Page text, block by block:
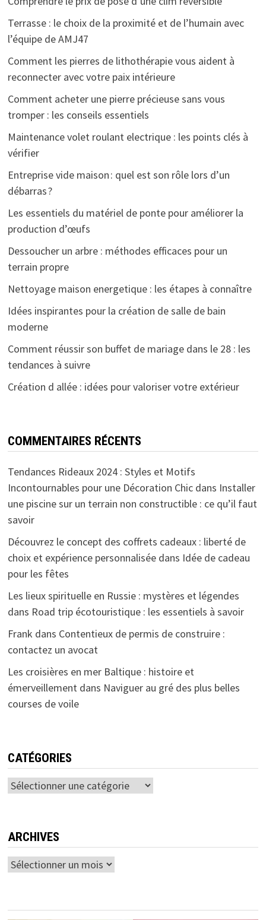
Terrasse : le choix de la proximité et de l’humain avec
l’équipe de AMJ47
Comment les pierres de lithothérapie vous aident à
reconnecter avec votre paix intérieure
Comment acheter une pierre précieuse sans vous
tromper : les conseils essentiels
Maintenance volet roulant electrique : les points clés à
vérifier
Entreprise vide maison : quel est son rôle lors d’un
débarras ?
Les essentiels du matériel de ponte pour améliorer la
production d’œufs
Dessoucher un arbre : méthodes efficaces pour un
terrain propre
Nettoyage maison energetique : les étapes à connaître
Idées inspirantes pour la création de salle de bain
moderne
Comment réussir son buffet de mariage dans le 28 : les
tendances à suivre
Création d allée : idées pour valoriser votre extérieur
COMMENTAIRES RÉCENTS
Tendances Rideaux 2024 : Styles et Motifs
Incontournables pour une Décoration Chicdans Installer
une piscine sur un terrain non constructible : ce qu’il faut
savoir
Découvrez le concept des coffrets cadeaux : liberté de
choix et expérience personnaliséedans Idée de cadeau
pour les fêtes
Les lieux spirituelle en Russie : mystères et légendes
dans Road trip écotouristique : les essentiels à savoir
Frank dans Contentieux de permis de construire :
contactez un avocat
Les croisières en mer Baltique : histoire et
émerveillement dans Naviguer au gré des plus belles
courses de voile
CATÉGORIES
Catégories
ARCHIVES
Archives